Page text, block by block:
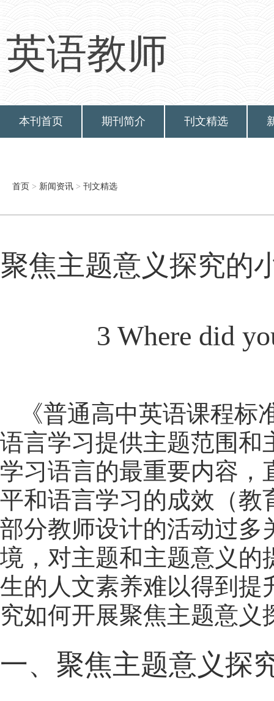
英语教师
本刊首页 期刊简介 刊文精选
首页 > 新闻资讯 > 刊文精选
聚焦主题意义探究
3 Where did
《普通高中英语课程
语言学习提供主题范围和
学习语言的最重要内容，
平和语言学习的成效（教
部分教师设计的活动过多
境，对主题和主题意义的
生的人文素养难以得到提
究如何开展聚焦主题意
一、聚焦主题意义探